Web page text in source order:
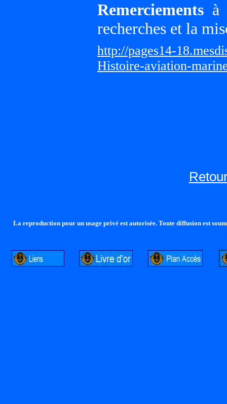
Remerciements à
recherches et la
http://pages14-
Histoire-aviation-
La reproduction pour un usage privé est autorisée. Toute diffusion est